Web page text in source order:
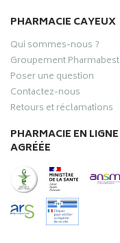
PHARMACIE CAYEUX
Qui sommes-nous ?
Groupement Pharmabest
Poser une question
Contactez-nous
Retours et réclamations
PHARMACIE EN LIGNE
AGRÉÉE